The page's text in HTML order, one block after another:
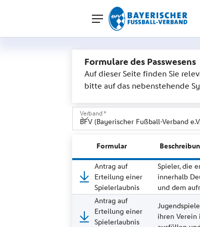
Formulare des Passwesens
Auf dieser Seite finden Sie
bitte auf das nebenstehende
Verband *
- bitte auswählen -
BADFV (Badischer Fußballverband)
BFV (Bayerischer Fußball-Verband
BFV (Berliner Fußball-Verband)
BFV (Bremer Fußball-Verband)
Formular
Antrag auf
Erteilung einer
Spielerlaubnis
Spieler, die
innerhalb
und dem
Antrag auf
Erteilung einer
Spielerlaubnis
ihren Verein